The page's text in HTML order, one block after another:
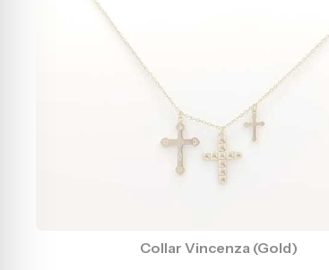
Collar Vincenza (Gold)